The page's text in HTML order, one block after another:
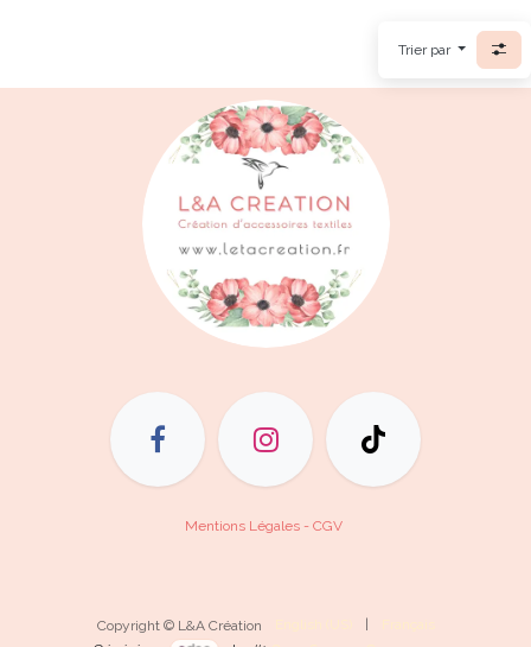
Trier par
Mentions Légales - CGV
Copyright © L&A Création